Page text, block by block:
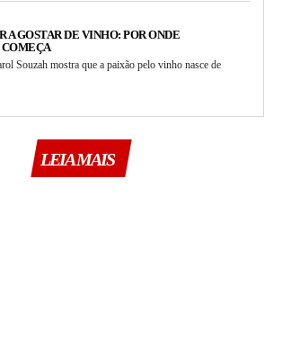
A GOSTAR DE VINHO: POR ONDE
Souzah mostra que a paixão pelo vinho nasce de
LEIA MAIS